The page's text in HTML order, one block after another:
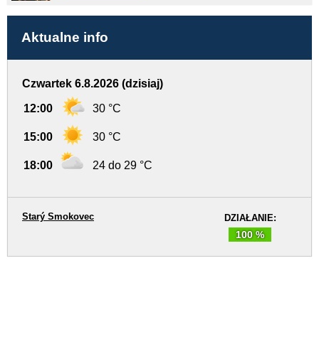
Aktualne info
Czwartek 6.8.2026 (dzisiaj)
12:00 30 °C
15:00 30 °C
18:00 24 do 29 °C
DZIAŁANIE:
100 %
Starý Smokovec